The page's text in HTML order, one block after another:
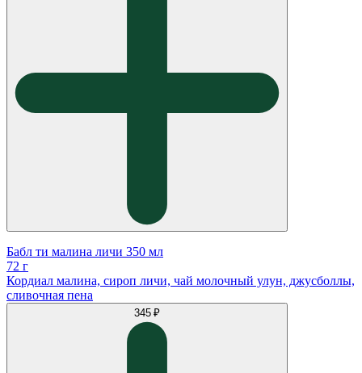
Бабл ти малина личи 350 мл
72 г
Кордиал малина, сироп личи, чай молочный улун, джусболлы,
сливочная пена
345 ₽